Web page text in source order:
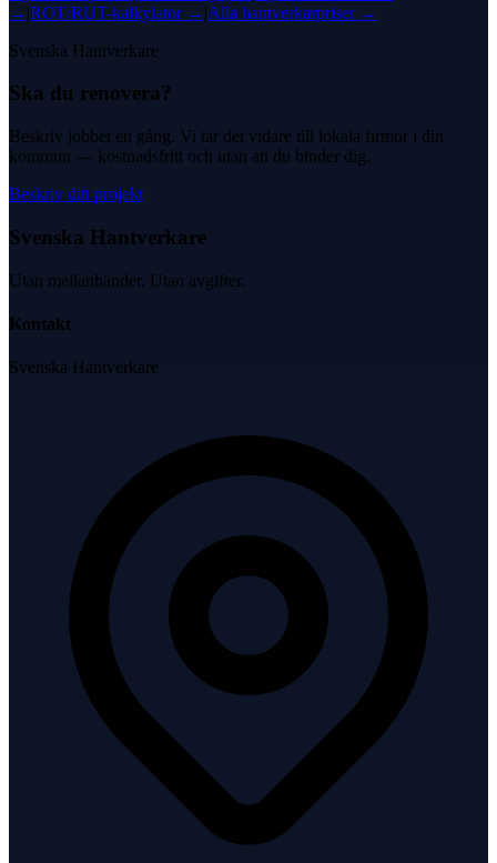
→ |ROT/RUT-kalkylator → |Alla hantverkarpriser →
Svenska Hantverkare
Ska du renovera?
Beskriv jobbet en gång. Vi tar det vidare till lokala firmor i din
kommun — kostnadsfritt och utan att du binder dig.
Beskriv ditt projekt
Svenska Hantverkare
Utan mellanhänder. Utan avgifter.
Kontakt
Svenska Hantverkare